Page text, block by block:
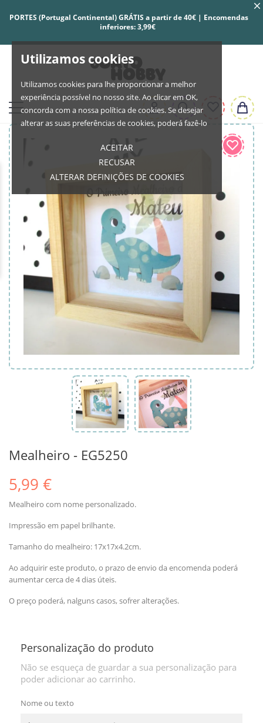
Utilizamos cookies
Utilizamos cookies para lhe proporcionar a melhor
experiência possível no nosso site. Ao clicar em OK,
concorda com a nossa política de cookies. Se desejar
alterar as suas preferências de cookies, poderá fazê-lo
ACEITAR
RECUSAR
ALTERAR DEFINIÇÕES DE COOKIES
PORTES (Portugal Continental) GRÁTIS a partir de 40€ | Encomendas
inferiores: 3,99€
Mealheiro - EG5250
5,99 €
Mealheiro com nome personalizado.
Impressão em papel brilhante.
Tamanho do mealheiro: 17x17x4.2cm.
Ao adquirir este produto, o prazo de envio da encomenda poderá
aumentar cerca de 4 dias úteis.
O preço poderá, nalguns casos, sofrer alterações.
Personalização do produto
Não se esqueça de guardar a sua personalização para
poder adicionar ao carrinho.
Nome ou texto